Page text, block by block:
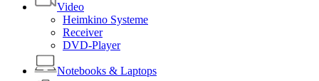
Video
Heimkino Systeme
Receiver
DVD-Player
Notebooks & Laptops